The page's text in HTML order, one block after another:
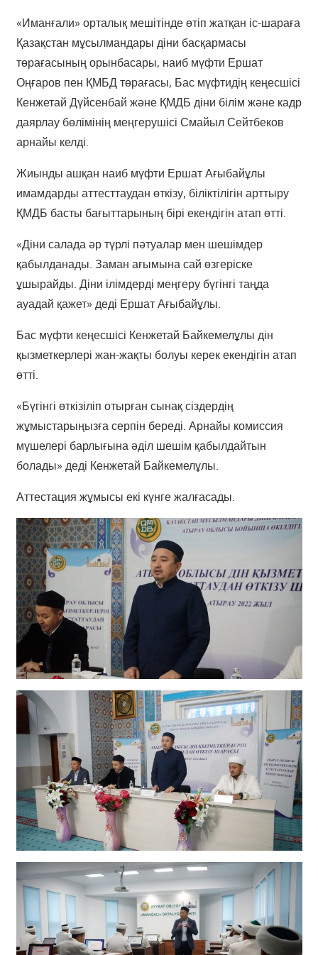
«Иманғали» орталық мешітінде өтіп жатқан іс-шараға
Қазақстан мұсылмандары діни басқармасы
төрағасының орынбасары, наиб мүфти Ершат
Оңғаров пен ҚМБД төрағасы, Бас мүфтидің кеңесшісі
Кенжетай Дүйсенбай және ҚМДБ діни білім және кадр
даярлау бөлімінің меңгерушісі Смайыл Сейтбеков
арнайы келді.
Жиынды ашқан наиб мүфти Ершат Ағыбайұлы
имамдарды аттесттаудан өткізу, біліктілігін арттыру
ҚМДБ басты бағыттарының бірі екендігін атап өтті.
«Діни салада әр түрлі пәтуалар мен шешімдер
қабылданады. Заман ағымына сай өзгеріске
ұшырайды. Діни ілімдерді меңгеру бүгінгі таңда
ауадай қажет» деді Ершат Ағыбайұлы.
Бас мүфти кеңесшісі Кенжетай Байкемелұлы дін
қызметкерлері жан-жақты болуы керек екендігін атап
өтті.
«Бүгінгі өткізіліп отырған сынақ сіздердің
жұмыстарыңызға серпін береді. Арнайы комиссия
мүшелері барлығына әділ шешім қабылдайтын
болады» деді Кенжетай Байкемелұлы.
Аттестация жұмысы екі күнге жалғасады.